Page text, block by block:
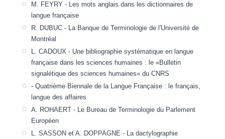
M. FEYRY - Les mots anglais dans les dictionnaires de
langue française
R. DUBUC - La Banque de Terminologie de l'Université de
Montréal
L. CADOUX - Une bibliographie systématique en langue
française dans les sciences humaines : le «Bulletin
signalétique des sciences humaines» du CNRS
- Quatrième Biennale de la Langue Française : le français,
langue des affaires
A. ROHAERT - Le Bureau de Terminologie du Parlement
Européen
L. SASSON et A. DOPPAGNE - La dactylographie